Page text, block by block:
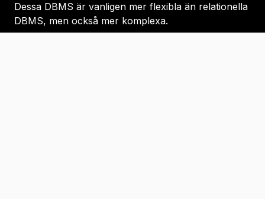
Dessa DBMS är vanligen mer flexibla än relationella
DBMS, men också mer komplexa.